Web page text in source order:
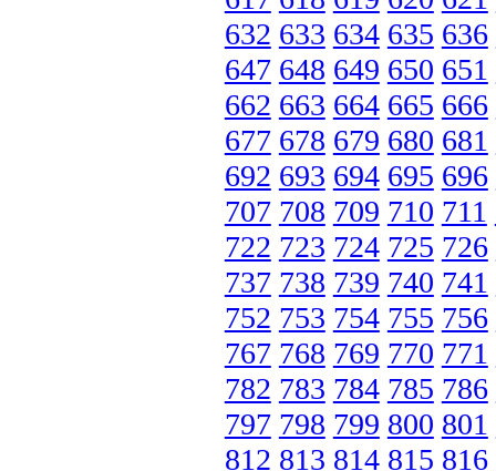
632 633 634 635 636
647 648 649 650 651
662 663 664 665 666
677 678 679 680 681
692 693 694 695 696
707 708 709 710 711
722 723 724 725 726
737 738 739 740 741
752 753 754 755 756
767 768 769 770 771
782 783 784 785 786
797 798 799 800 801
812 813 814 815 816